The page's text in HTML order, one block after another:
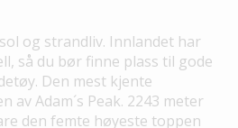
og strandliv. Innlandet har
så du bør finne plass til gode
Den mest kjente
Adam´s Peak. 2243 meter
den femte høyeste toppen